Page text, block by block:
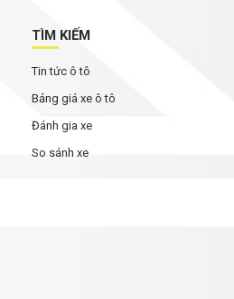
TÌM KIẾM
Tin tức ô tô
Bảng giá xe ô tô
Đánh gia xe
So sánh xe